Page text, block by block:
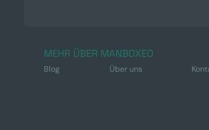
MEHR ÜBER MANBOXEO
Blog Über uns